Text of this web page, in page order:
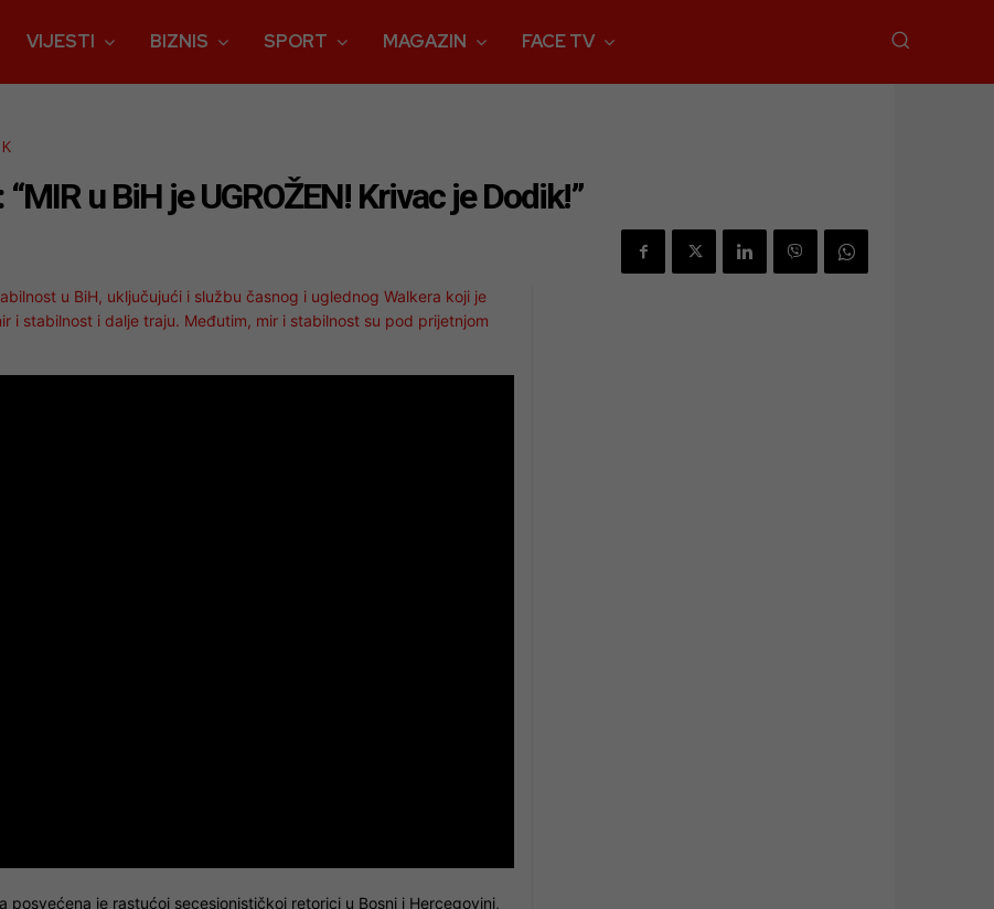
VIJESTI BIZNIS SPORT MAGAZIN FACE TV
u BiH je UGROŽEN! Krivac je Dodik!”
u BiH, uključujući i službu časnog i uglednog Walkera koji je
i stabilnost i dalje traju. Međutim, mir i stabilnost su pod prijetnjom
posvećena je rastućoj secesionističkoj retorici u Bosni i Hercegovini,